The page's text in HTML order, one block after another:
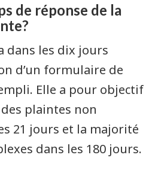
de réponse de la
dans les dix jours
d’un formulaire de
Elle a pour objectif
plaintes non
21 jours et la majorité
dans les 180 jours.